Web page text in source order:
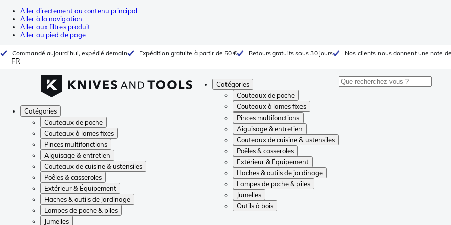
Aller directement au contenu principal
Aller à la navigation
Aller aux filtres produit
Aller au pied de page
Commandé aujourd'hui, expédié demain Expédition gratuite à partir de 50 € Retours gratuits sous 30 jours Nos clients nous donnent une note
FR
Catégories
Couteaux de poche
Couteaux à lames fixes
Pinces multifonctions
Aiguisage & entretien
Couteaux de cuisine & ustensiles
Poêles & casseroles
Extérieur & Équipement
Haches & outils de jardinage
Lampes de poche & piles
Jumelles
Outils à bois
Catégories
Couteaux de poche
Couteaux à lames fixes
Pinces multifonctions
Aiguisage & entretien
Couteaux de cuisine & ustensiles
Poêles & casseroles
Extérieur & Équipement
Haches & outils de jardinage
Lampes de poche & piles
Jumelles